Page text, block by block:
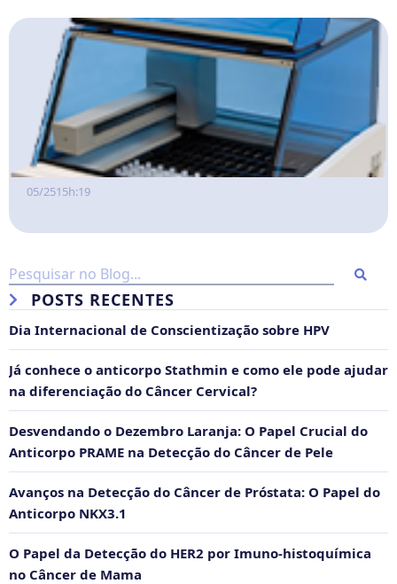
05/2515h:19
POSTS RECENTES
Dia Internacional de Conscientização sobre HPV
Já conhece o anticorpo Stathmin e como ele pode ajudar
na diferenciação do Câncer Cervical?
Desvendando o Dezembro Laranja: O Papel Crucial do
Anticorpo PRAME na Detecção do Câncer de Pele
Avanços na Detecção do Câncer de Próstata: O Papel do
Anticorpo NKX3.1
O Papel da Detecção do HER2 por Imuno-histoquímica
no Câncer de Mama